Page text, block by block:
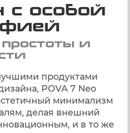
с особой
и
продуктами
POVA 7 Neo
минимализм
делая внешний
и в то же